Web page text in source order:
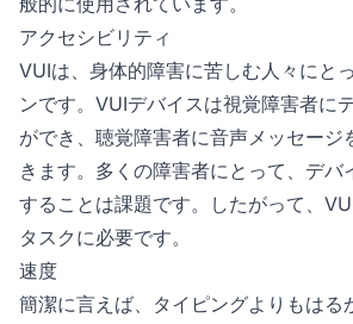
アクセシビリティ
VUIは、身体的障害に苦しむ人々にと
ンです。VUIデバイスは視覚障害者に
ができ、聴覚障害者に音声メッセージ
きます。多くの障害者にとって、デバ
することは課題です。したがって、
タスクに必要です。
速度
簡潔に言えば、タイピングよりもはる